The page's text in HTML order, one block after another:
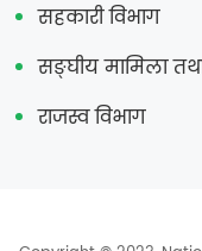
सहकारी विभाग
सङ्‍घीय मामिला
राजस्व विभाग